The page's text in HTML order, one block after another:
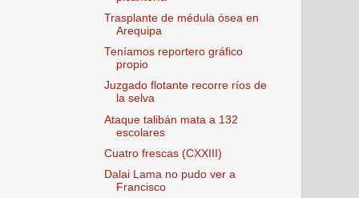
Trasplante de médula ósea en
Arequipa
Teníamos reportero gráfico
propio
Juzgado flotante recorre ríos de
la selva
Ataque talibán mata a 132
escolares
Cuatro frescas (CXXIII)
Dalai Lama no pudo ver a
Francisco